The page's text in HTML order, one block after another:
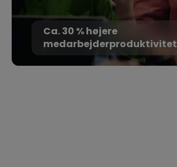
Ca. 30 % højere
medarbejderproduktivitet